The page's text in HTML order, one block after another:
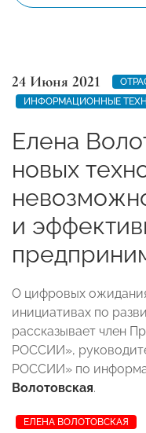
24 Июня 2021
ИНФОРМАЦИОННЫЕ
Елена
новых
и
О цифровых
инициативах по
рассказывает член
РОССИИ»,
РОССИИ» по
Волотовская.
ЕЛЕНА ВОЛОТОВСКАЯ